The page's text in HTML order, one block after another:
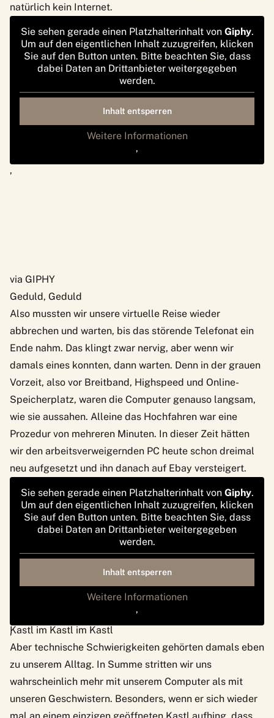
natürlich kein Internet.
Sie sehen gerade einen Platzhalterinhalt von Giphy.
Um auf den eigentlichen Inhalt zuzugreifen, klicken
Sie auf den Button unten. Bitte beachten Sie, dass
dabei Daten an Drittanbieter weitergegeben
werden.
Inhalt entsperren
Weitere Informationen
‚
‚
via GIPHY
Geduld, Geduld
Also mussten wir unsere virtuelle Reise wieder
abbrechen und warten, bis das störende Telefonat ein
Ende nahm. Das klingt zwar nervig, aber wenn wir
damals eines konnten, dann warten. Denn in der grauen
Vorzeit, also vor Breitband, Highspeed und Online-
Speicherplatz, waren die Computer genauso langsam,
wie sie aussahen. Alleine das Hochfahren war eine
Prozedur von mehreren Minuten. In dieser Zeit hätten
wir den arbeitsverweigernden PC heute schon dreimal
neu aufgesetzt und ihn danach auf Ebay versteigert.
Sie sehen gerade einen Platzhalterinhalt von Giphy.
Um auf den eigentlichen Inhalt zuzugreifen, klicken
Sie auf den Button unten. Bitte beachten Sie, dass
dabei Daten an Drittanbieter weitergegeben
werden.
Inhalt entsperren
Weitere Informationen
‚
‚Kastl im Kastl im Kastl
Aber technische Schwierigkeiten gehörten damals eben
zu unserem Alltag. In Summe stritten wir uns
wahrscheinlich mehr mit unserem Computer als mit
unseren Geschwistern. Besonders, wenn er sich wieder